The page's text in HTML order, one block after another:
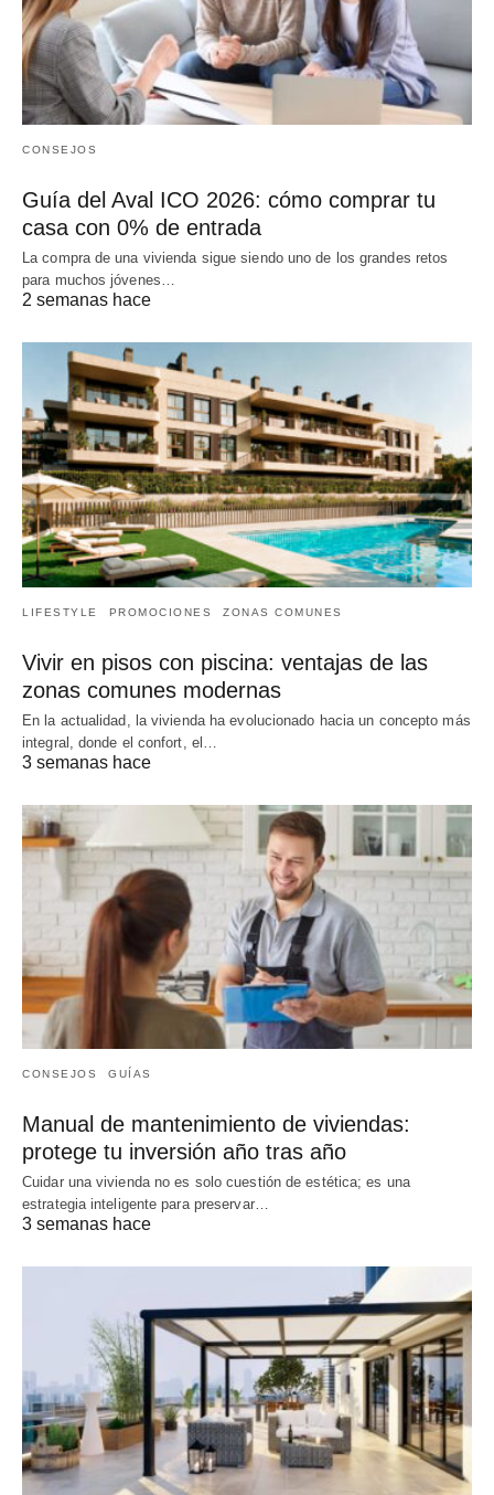
CONSEJOS
Guía del Aval ICO 2026: cómo comprar tu
casa con 0% de entrada
La compra de una vivienda sigue siendo uno de los grandes retos
para muchos jóvenes…
2 semanas hace
LIFESTYLE PROMOCIONES ZONAS COMUNES
Vivir en pisos con piscina: ventajas de las
zonas comunes modernas
En la actualidad, la vivienda ha evolucionado hacia un concepto más
integral, donde el confort, el…
3 semanas hace
CONSEJOS GUÍAS
Manual de mantenimiento de viviendas:
protege tu inversión año tras año
Cuidar una vivienda no es solo cuestión de estética; es una
estrategia inteligente para preservar…
3 semanas hace